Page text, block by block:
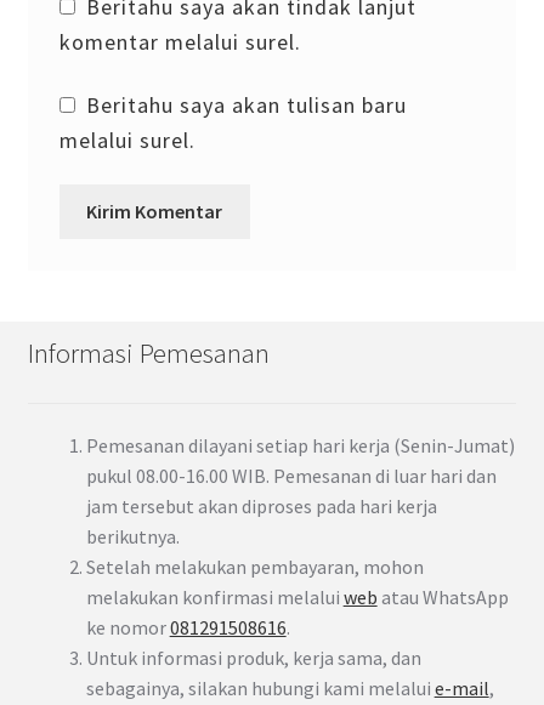
Beritahu saya akan tindak lanjut
komentar melalui surel.
Beritahu saya akan tulisan baru
melalui surel.
Informasi Pemesanan
Pemesanan dilayani setiap hari kerja (Senin-Jumat)
pukul 08.00-16.00 WIB. Pemesanan di luar hari dan
jam tersebut akan diproses pada hari kerja
berikutnya.
Setelah melakukan pembayaran, mohon
melakukan konfirmasi melalui web atau WhatsApp
ke nomor081291508616.
Untuk informasi produk, kerja sama, dan
sebagainya, silakan hubungi kami melalui e-mail,